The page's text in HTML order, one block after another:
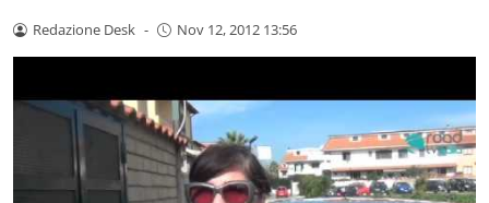
Redazione Desk - Nov 12, 2012 13:56